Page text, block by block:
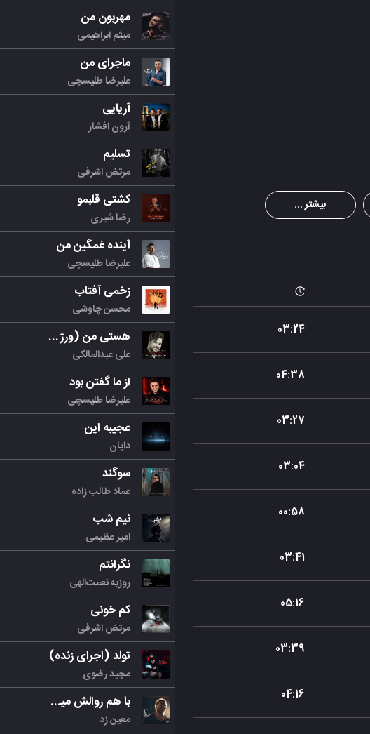
بیشتر ...
03:24
04:38
03:27
03:04
00:58
03:41
05:16
03:39
04:16
مهربون من
میثم ابراهیمی
ماجرای من
علیرضا طلیسچی
آریایی
آرون افشار
تسلیم
مرتض اشرفی
کشتی قلبمو
رضا شیری
آینده غمگین من
علیرضا طلیسچی
زخمی آفتاب
محسن چاوشی
هستی من (ورژن جدید)
علی عبدالمالکی
از ما گفتن بود
علیرضا طلیسچی
عجیبه این
دایان
سوگند
عماد طالب زاده
نیم شب
امیر عظیمی
نگرانتم
روزبه نعمت‌الهی
کم خونی
مرتض اشرفی
تولد (اجرای زنده)
مجید رضوی
با هم روالش میکنیم
معین زد